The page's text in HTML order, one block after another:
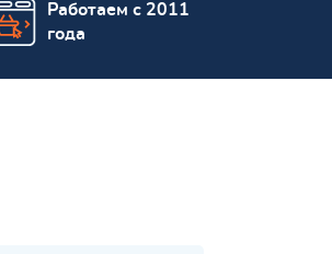
Работаем с 2011
года